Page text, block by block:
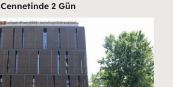
Cennetinde 2 Gün